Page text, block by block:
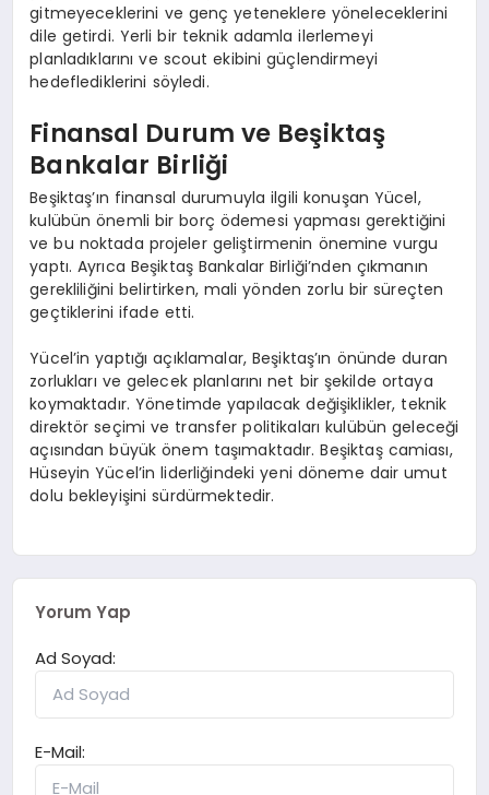
gitmeyeceklerini ve genç yeteneklere yöneleceklerini
dile getirdi. Yerli bir teknik adamla ilerlemeyi
planladıklarını ve scout ekibini güçlendirmeyi
hedeflediklerini söyledi.
Finansal Durum ve Beşiktaş
Bankalar Birliği
Beşiktaş’ın finansal durumuyla ilgili konuşan Yücel,
kulübün önemli bir borç ödemesi yapması gerektiğini
ve bu noktada projeler geliştirmenin önemine vurgu
yaptı. Ayrıca Beşiktaş Bankalar Birliği’nden çıkmanın
gerekliliğini belirtirken, mali yönden zorlu bir süreçten
geçtiklerini ifade etti.
Yücel’in yaptığı açıklamalar, Beşiktaş’ın önünde duran
zorlukları ve gelecek planlarını net bir şekilde ortaya
koymaktadır. Yönetimde yapılacak değişiklikler, teknik
direktör seçimi ve transfer politikaları kulübün geleceği
açısından büyük önem taşımaktadır. Beşiktaş camiası,
Hüseyin Yücel’in liderliğindeki yeni döneme dair umut
dolu bekleyişini sürdürmektedir.
Yorum Yap
Ad Soyad:
E-Mail: